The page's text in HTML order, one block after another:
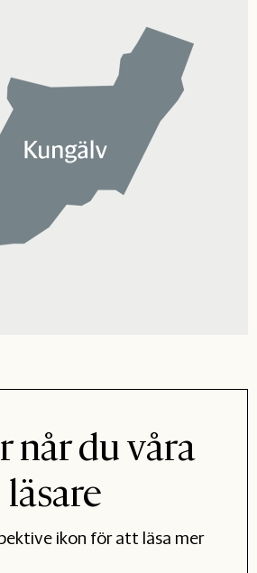
når du våra
läsare
ikon för att läsa mer